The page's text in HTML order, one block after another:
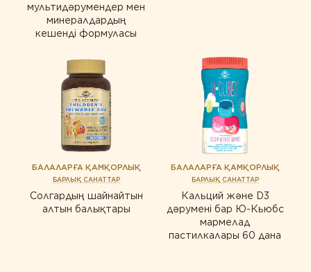
Спорт және фитнес
Сұлулық
ӨНІМ ТҮРІ БОЙЫНША
Ақуыздар мен амин қышқылдары
Дәрумендер
Коэнзим
Май қышқылдары
Әйелдер үшін
Балалар үшін
Ерлер үшін
Ақуыздар мен амин қышқылдары
Дәрумендер
Кешендер
мультидәрумендер мен
минералдардың
кешенді формуласы
БАЛАЛАРҒА ҚАМҚОРЛЫҚ
БАРЛЫҚ САНАТТАР
Солгардың шайнайтын
алтын балықтары
БАЛАЛАРҒА ҚАМҚОРЛЫҚ
БАРЛЫҚ САНАТТАР
Кальций және D3
дәрумені бар Ю-Кьюбс
мармелад
пастилкалары 60 дана